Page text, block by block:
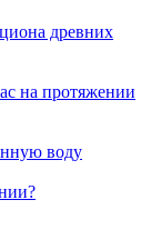
древних
на протяжении
воду